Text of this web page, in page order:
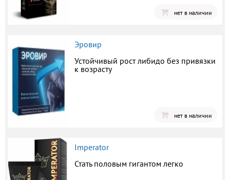
нет в наличии
Эровир
Устойчивый рост либидо без привязки
к возрасту
нет в наличии
Imperator
Стать половым гигантом легко